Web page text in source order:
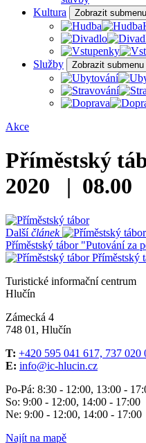
Kultura
Zobrazit
Služby
Zobrazit
Akce
Příměstský
2020 | 08.00
Dalšíčlánek
Příměstský tábor "Putování za
Příměstský
Turistické informační centrum
Hlučín
Zámecká 4
748 01, Hlučín
T: +420 595 041 617, 737 020
E: info@ic-hlucin.cz
Po-Pá: 8:30 - 12:00, 13:00 -
So: 9:00 - 12:00, 14:00 - 17:00
Ne: 9:00 - 12:00, 14:00 - 17:00
Najít na mapě